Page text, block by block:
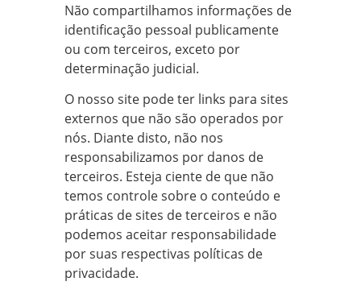
Não compartilhamos informações de
identificação pessoal publicamente
ou com terceiros, exceto por
determinação judicial.
O nosso site pode ter links para sites
externos que não são operados por
nós. Diante disto, não nos
responsabilizamos por danos de
terceiros. Esteja ciente de que não
temos controle sobre o conteúdo e
práticas de sites de terceiros e não
podemos aceitar responsabilidade
por suas respectivas políticas de
privacidade.